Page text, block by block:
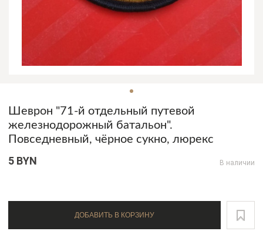
Шеврон "71-й отдельный путевой
железнодорожный батальон".
Повседневный, чёрное сукно, люрекс
5 BYN В наличии
ДОБАВИТЬ В КОРЗИНУ